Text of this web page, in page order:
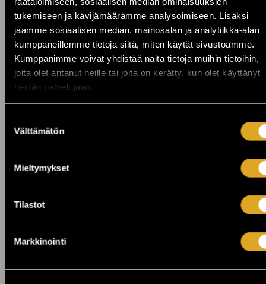
tukemiseen ja kävijämäärämme analysoimiseen. Lisäksi
jaamme sosiaalisen median, mainosalan ja analytiikka-alan
kumppaneillemme tietoja siitä, miten käytät sivustoamme.
Kumppanimme voivat yhdistää näitä tietoja muihin tietoihin,
joita olet antanut heille tai joita on kerätty, kun olet käyttänyt
heidän palvelujaan.
valinta
Välttämätön
Mieltymykset
Tilastot
Markkinointi
KuPS vastaan Sabah Kuopion Väre
Areenalla! ›
23.7.2026 00:01
On The Rocks juhlii 25-vuotista taivaltaan
- koko viikon huippukeikkoja ›
22.7.2026 10:00
17.7.2026 15:00
ja Oulussa! ›